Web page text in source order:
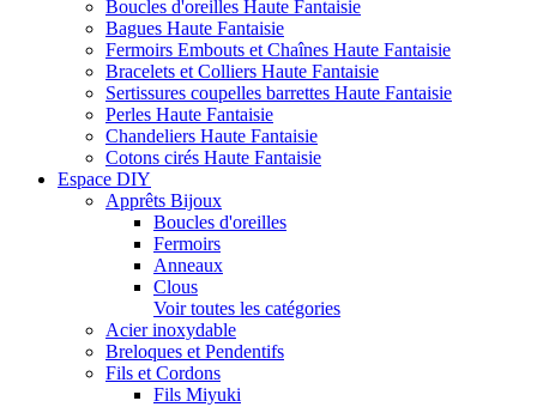
Boucles d'oreilles Haute Fantaisie
Bagues Haute Fantaisie
Fermoirs Embouts et Chaînes Haute Fantaisie
Bracelets et Colliers Haute Fantaisie
Sertissures coupelles barrettes Haute Fantaisie
Perles Haute Fantaisie
Chandeliers Haute Fantaisie
Cotons cirés Haute Fantaisie
Espace DIY
Apprêts Bijoux
Boucles d'oreilles
Fermoirs
Anneaux
Clous
Voir toutes les catégories
Acier inoxydable
Breloques et Pendentifs
Fils et Cordons
Fils Miyuki